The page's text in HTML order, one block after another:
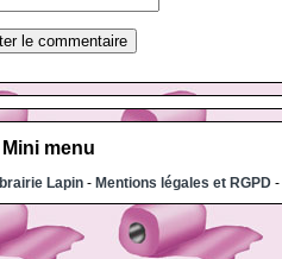
Mini menu
Lapin- Mentions légales et RGPD-